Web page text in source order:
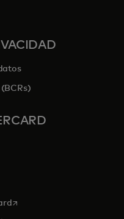
en una pestaña nueva
nueva
una pestaña nueva
en una pestaña nueva
se abre en una pestaña